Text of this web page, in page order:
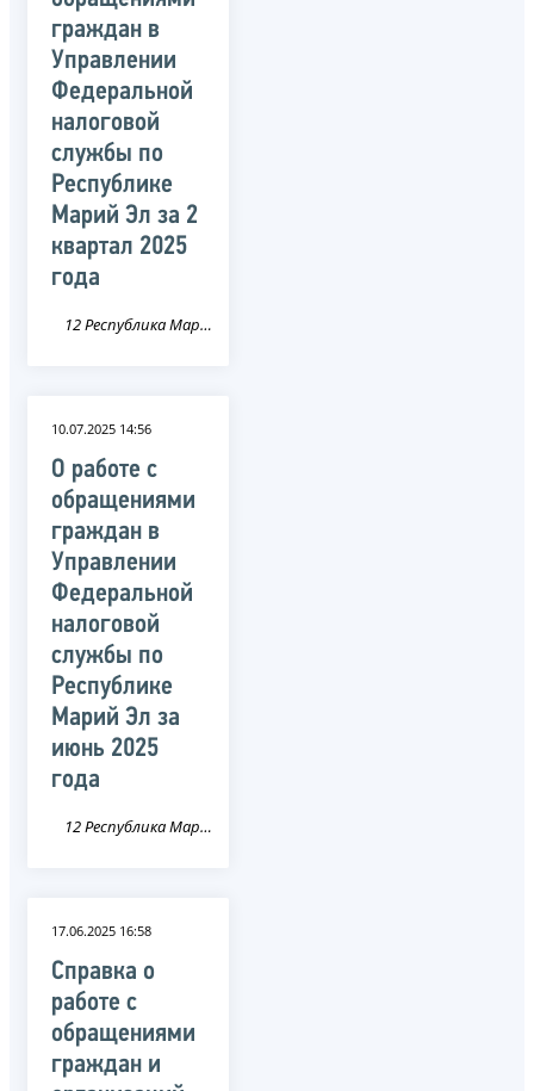
граждан в
Управлении
Федеральной
налоговой
службы по
Республике
Марий Эл за 2
квартал 2025
года
12 Республика Марий Эл
10.07.2025 14:56
О работе с
обращениями
граждан в
Управлении
Федеральной
налоговой
службы по
Республике
Марий Эл за
июнь 2025
года
12 Республика Марий Эл
17.06.2025 16:58
Справка о
работе с
обращениями
граждан и